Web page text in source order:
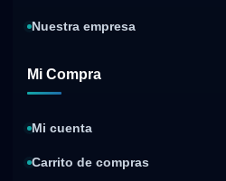
Nuestra empresa
Mi Compra
Mi cuenta
Carrito de compras